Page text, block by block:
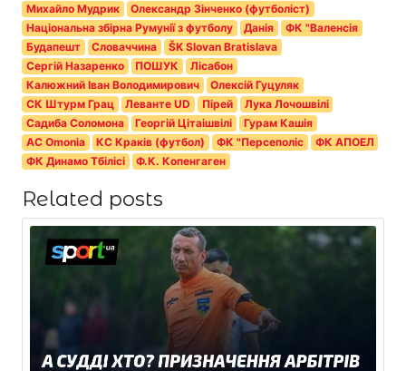
Михайло Мудрик
Олександр Зінченко (футболіст)
Національна збірна Румунії з футболу
Данія
ФК "Валенсія
Будапешт
Словаччина
ŠK Slovan Bratislava
Сергій Назаренко
ПОШУК
Лісабон
Калюжний Іван Володимирович
Олексій Гуцуляк
СК Штурм Грац
Леванте UD Пірей
Лука Лочошвілі
Садиба Соломона
Георгій Цітаішвілі
Гурам Кашія
AC Omonia
КС Краків (футбол) ФК "Персеполіс
ФК АПОЕЛ
ФК Динамо Тбілісі
Ф.К. Копенгаген
Related posts